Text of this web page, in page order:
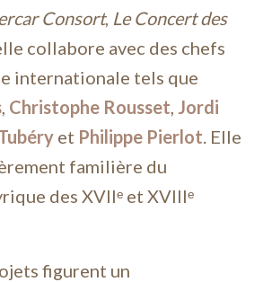
Consort, Le Concert des
collabore avec des chefs
internationale tels que
, Christophe Rousset Jordi
et Philippe Pierlot . Elle
familière du
des XVIIᵉ et XVIIIᵉ
figurent un